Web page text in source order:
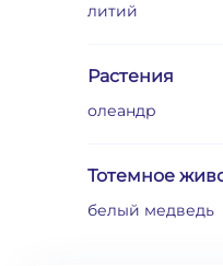
литий
Растения
олеандр
Тотемное
белый медведь